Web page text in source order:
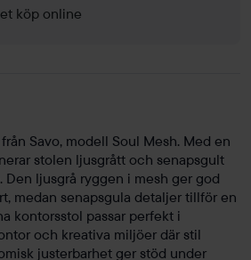
köp online
Savo, modell Soul Mesh. Med en
stolen ljusgrått och senapsgult
ljusgrå ryggen i mesh ger god
medan senapsgula detaljer tillför en
kontorsstol passar perfekt i
och kreativa miljöer där stil
justerbarhet ger stöd under